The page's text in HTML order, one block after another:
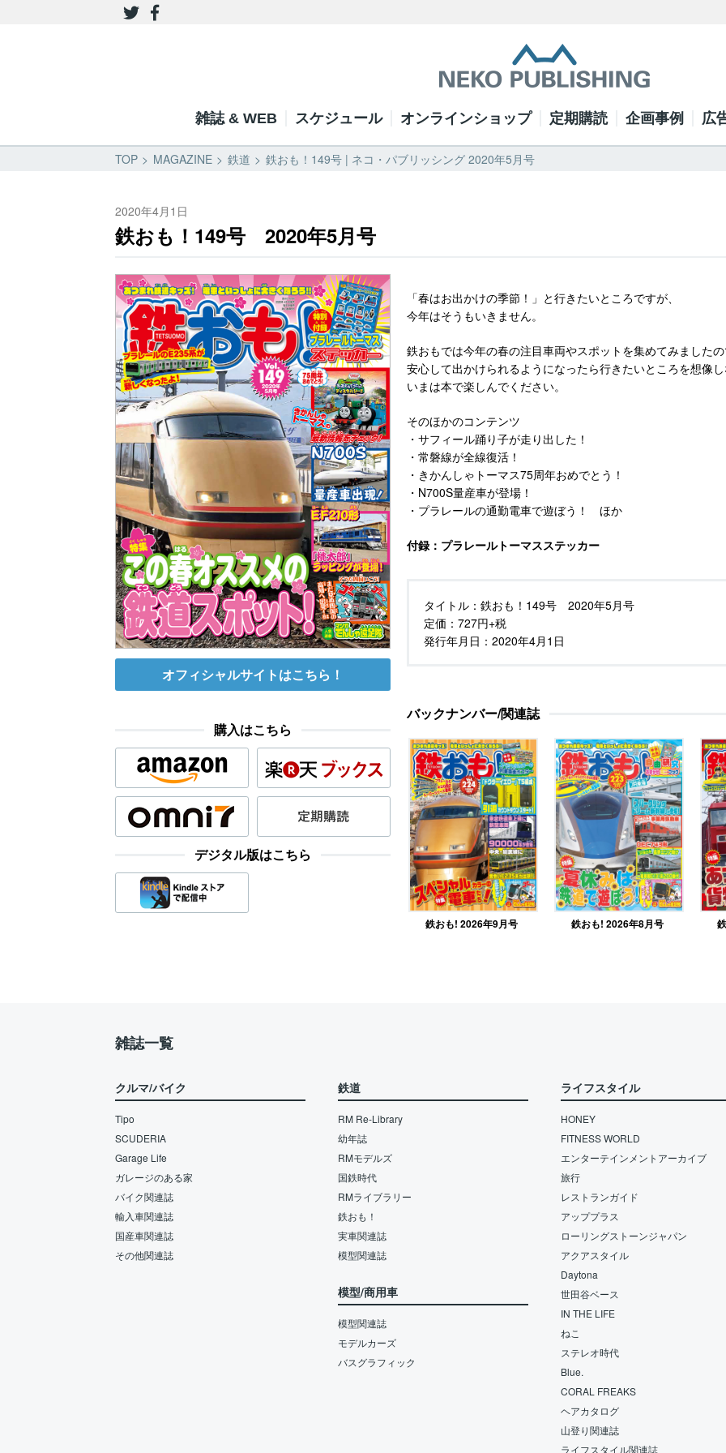
雑誌 & WEB スケジュール オンラインショップ 定期購読 企画事例 広
TOP MAGAZINE 鉄道 鉄おも！149号 | ネコ・パブリッシング 2020年5月号
2020年4月1日
鉄おも！149号 2020年5月号
オフィシャルサイトはこちら！
購入はこちら
デジタル版はこちら
「春はお出かけの季節！」と行きたいところですが、
今年はそうもいきません。
鉄おもでは今年の春の注目車両やスポットを集めてみました
安心して出かけられるようになったら行きたいところを想像
いまは本で楽しんでください。
そのほかのコンテンツ
・サフィール踊り子が走り出した！
・常磐線が全線復活！
・きかんしゃトーマス75周年おめでとう！
・N700S量産車が登場！
・プラレールの通勤電車で遊ぼう！ ほか
付録：プラレールトーマスステッカー
タイトル： 鉄おも！149号 2020年5月号
定価： 727円+税
発行年月日： 2020年4月1日
バックナンバー/関連誌
鉄おも! 2026年9月号 鉄おも! 2026年8月号
雑誌一覧
クルマ/バイク
Tipo
SCUDERIA
Garage Life
ガレージのある家
バイク関連誌
輸入車関連誌
国産車関連誌
その他関連誌
鉄道
RM Re-Library
幼年誌
RMモデルズ
国鉄時代
RMライブラリー
鉄おも！
実車関連誌
模型関連誌
模型/商用車
模型関連誌
モデルカーズ
バスグラフィック
ライフスタイル
HONEY
FITNESS WORLD
エンターテインメントアーカイブ
旅行
レストランガイド
アッププラス
ローリングストーンジャパン
アクアスタイル
Daytona
世田谷ベース
IN THE LIFE
ねこ
ステレオ時代
Blue.
CORAL FREAKS
ヘアカタログ
山登り関連誌
ライフスタイル関連誌